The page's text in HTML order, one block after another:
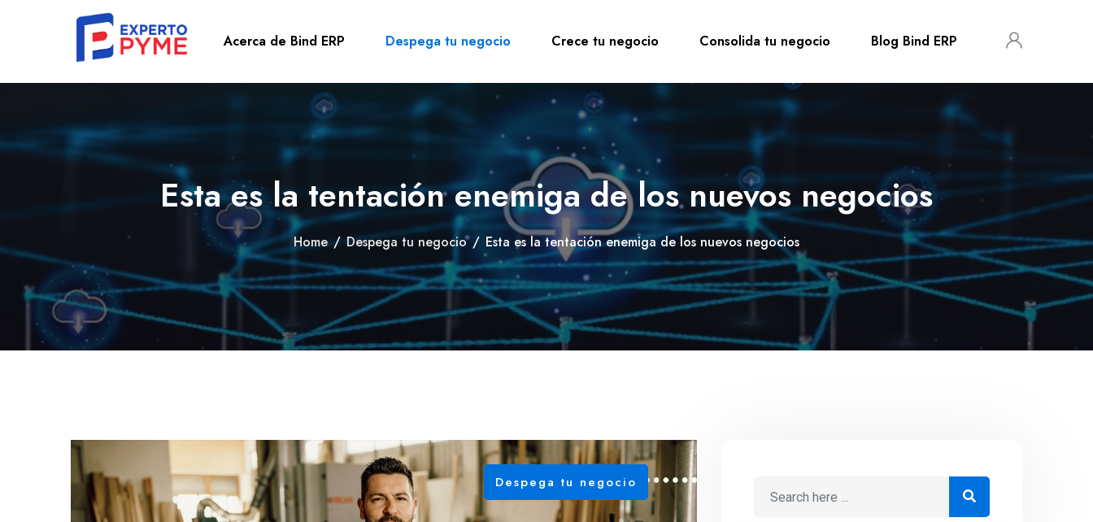
Acerca de Bind ERP Despega tu negocio Crece tu negocio Consolida tu negocio Blog Bind ERP
Esta es la tentación enemiga de los nuevos negocios
Home / Despega tu negocio / Esta es la tentación enemiga de los nuevos negocios
Despega tu negocio